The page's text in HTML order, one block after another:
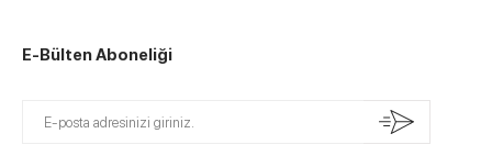
E-Bülten Aboneliği